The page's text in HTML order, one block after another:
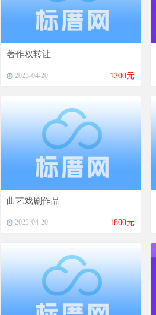
著作权转让
2023-04-20 1200元
曲艺戏剧作品
2023-04-20 1800元